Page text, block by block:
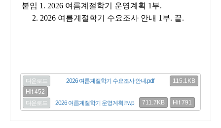
붙임 1. 2026 여름계절학기 운영계획 1부.
2. 2026 여름계절학기 수요조사 안내 1부. 끝.
다운로드 2026 여름계절학기 수요조사 안내.pdf
115.1KB
Hit 452
다운로드
2026 여름계절학기 운영계획.hwp 711.7KB Hit 791